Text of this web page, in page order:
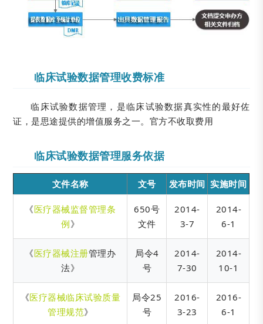
临床试验数据管理收费标准
临床试验数据管理，是临床试验数据真实性的最好佐
证，是思途提供的增值服务之一。官方不收取费用
临床试验数据管理服务依据
文件名称 文号 发布时间 实施时间
《医疗器械监督管理条
例》
650号
文件
2014-
3-7
2014-
6-1
《医疗器械注册管理办
法》
局令4
号
2014-
7-30
2014-
10-1
《医疗器械临床试验质量
管理规范》
局令25
号
2016-
3-23
2016-
6-1